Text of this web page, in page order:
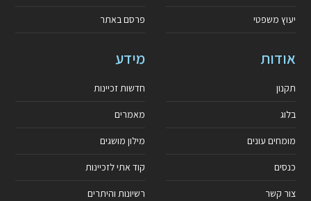
יעוץ משפטי פרסם באתר
אודות
תקנון
בלוג
מומחים עונים
כנסים
צור קשר
מידע
חדשות זכיינות
מאמרים
מילון מושגים
קוד אתי לזכיינות
רשיונות והיתרים